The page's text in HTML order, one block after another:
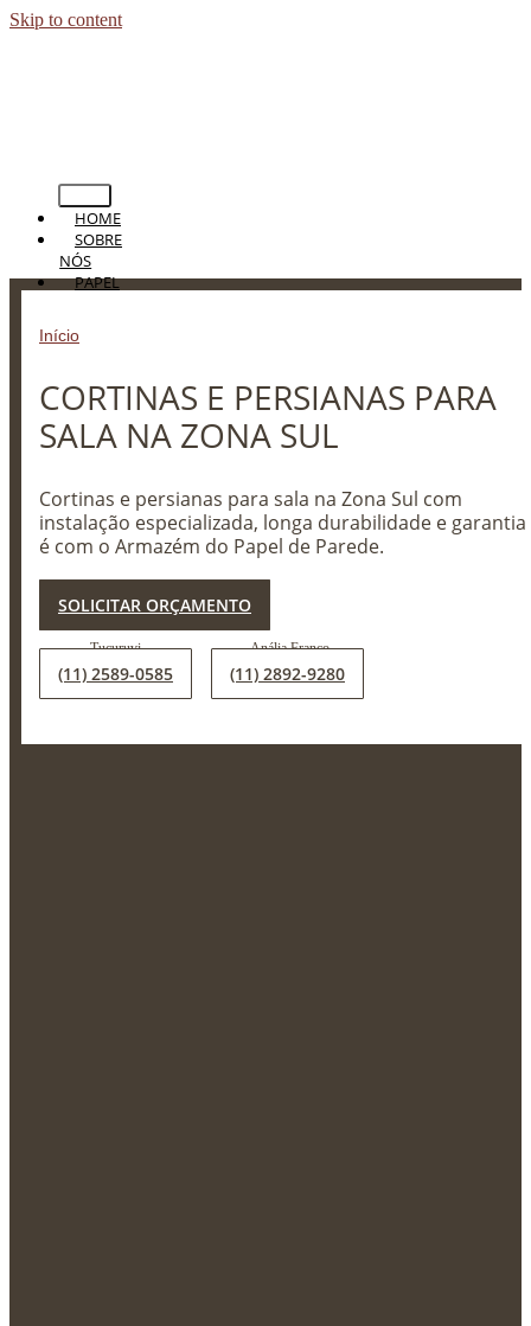
Skip to content
HOME
SOBRE
NÓS
PAPEL
PAREDE
PERSIANAS
TAPETES
PISOS
BLOG
CONTATO
Início
CORTINAS E PERSIANAS PARA
SALA NA ZONA SUL
Cortinas e persianas para sala na Zona Sul com
instalação especializada, longa durabilidade e garantia
é com o Armazém do Papel de Parede.
SOLICITAR ORÇAMENTO
(11) 2589-0585 (11) 2892-9280